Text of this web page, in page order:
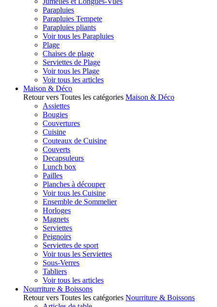
Parapluies
Parapluies Tempete
Parapluies pliants
Voir tous les Parapluies
Plage
Chaises de plage
Serviettes de Plage
Voir tous les Plage
Voir tous les articles
Maison & Déco
Retour vers Toutes les catégories Maison & Déco
Assiettes
Bougies
Couvertures
Cuisine
Couteaux de Cuisine
Couverts
Decapsuleurs
Lunch box
Pailles
Planches à découper
Voir tous les Cuisine
Ensemble de Sommelier
Horloges
Magnets
Serviettes
Peignoirs
Serviettes de sport
Voir tous les Serviettes
Sous-Verres
Tabliers
Voir tous les articles
Nourriture & Boissons
Retour vers Toutes les catégories Nourriture & Boissons